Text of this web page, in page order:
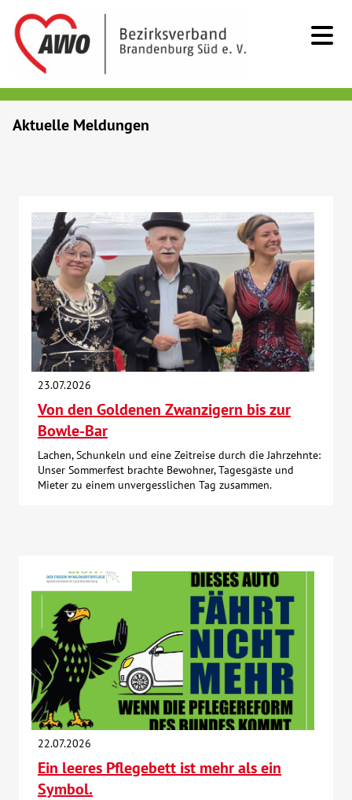
Beratung & Hilfe
Begegnung
Bildung
Über uns
Veranstaltungen
Spenden
Ausbildung
Glossar
Suche
Kontakt
AWO BB Süd
Aktuelle Meldungen
23.07.2026
Von den Goldenen Zwanzigern bis zur
Bowle-Bar
Lachen, Schunkeln und eine Zeitreise durch die Jahrzehnte:
Unser Sommerfest brachte Bewohner, Tagesgäste und
Mieter zu einem unvergesslichen Tag zusammen.
22.07.2026
Ein leeres Pflegebett ist mehr als ein
Symbol.